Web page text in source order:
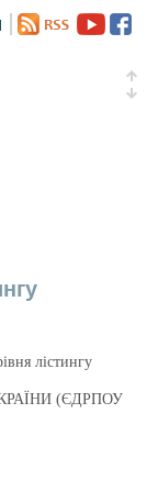
лістингу
(ЄДРПОУ